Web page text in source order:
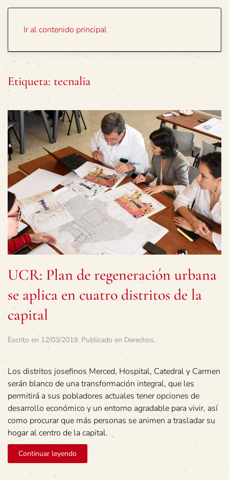
Ir al contenido principal
Etiqueta: tecnalia
UCR: Plan de regeneración urbana
se aplica en cuatro distritos de la
capital
Escrito en 12/03/2019. Publicado en Derechos.
Los distritos josefinos Merced, Hospital, Catedral y Carmen
serán blanco de una transformación integral, que les
permitirá a sus pobladores actuales tener opciones de
desarrollo económico y un entorno agradable para vivir, así
como procurar que más personas se animen a trasladar su
hogar al centro de la capital.
Continuar leyendo